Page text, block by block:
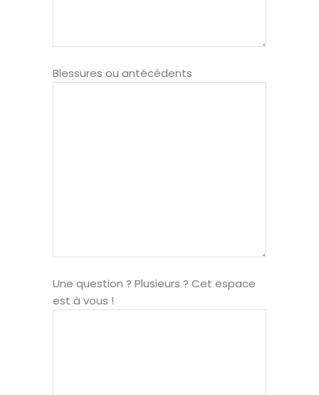
Blessures ou antécédents
Une question ? Plusieurs ? Cet espace
est à vous !